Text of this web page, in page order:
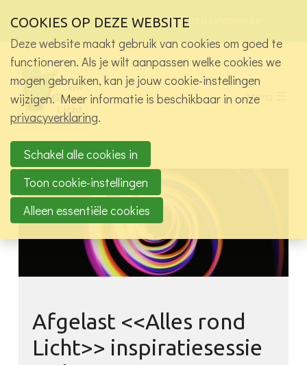
links
over
Spring
naar
de
navigatie
naar
de
inhoud
Ons telefoon:
+32 9 265 87 13 Ons e-mailadres:
info@groenlichtvlaanderen.be
Menu
Afgelast <<Alles rond
Licht>> inspiratiesessie
Wie zijn we?
Activiteiten
Alle activiteiten
Projecten
Werkgroepen
Jobs in het licht
Contact
Inloggen
COOKIES OP DEZE WEBSITE
Deze website maakt gebruik van cookies om goed te
functioneren. Als je wilt aanpassen welke cookies we
mogen gebruiken, kan je jouw cookie-instellingen
wijzigen. Meer informatie is beschikbaar in onze
privacyverklaring.
Schakel alle cookies in
Toon cookie-instellingen
Alleen essentiële cookies